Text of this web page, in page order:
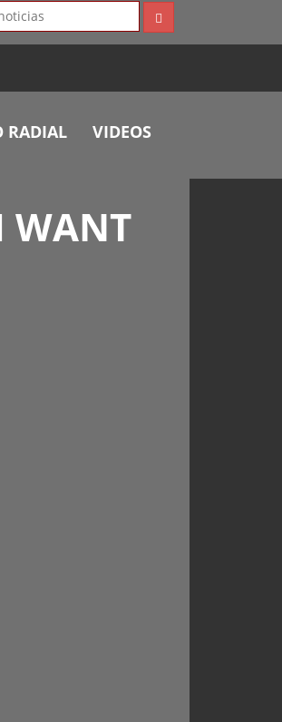
RADIAL VIDEOS
WANT